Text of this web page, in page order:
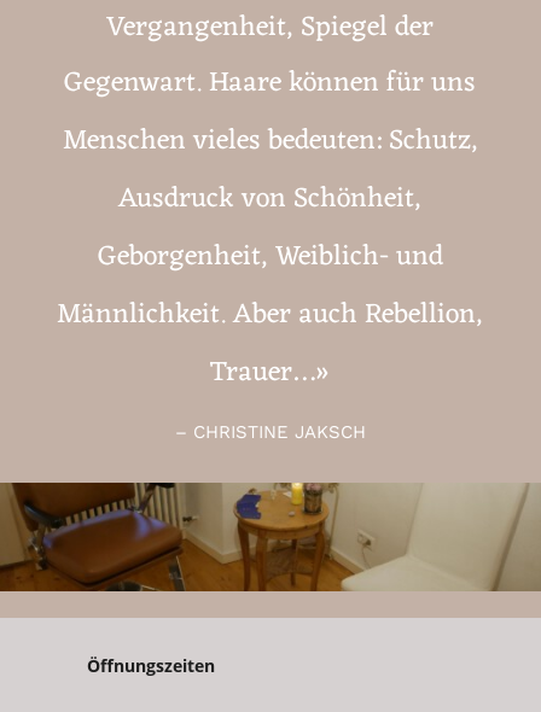
Vergangenheit, Spiegel der
Gegenwart.Haare können für uns
Menschen vieles bedeuten: Schutz,
Ausdruck von Schönheit,
Geborgenheit, Weiblich- und
Männlichkeit. Aber auch Rebellion,
Trauer…»
– CHRISTINE JAKSCH
Öffnungszeiten